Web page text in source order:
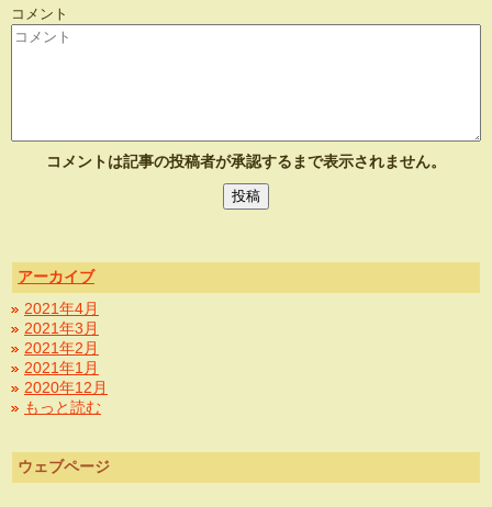
コメント
コメントは記事の投稿者が承認するまで表示されません。
アーカイブ
2021年4月
2021年3月
2021年2月
2021年1月
2020年12月
もっと読む
ウェブページ